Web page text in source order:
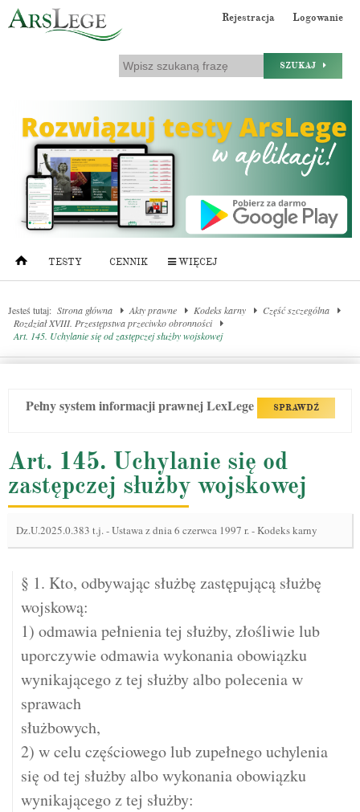
Rejestracja Logowanie
SZUKAJ
TESTY CENNIK WIĘCEJ
Jesteś tutaj: Strona główna Akty prawne Kodeks karny
Część szczególna
Rozdział XVIII. Przestępstwa przeciwko obronności
Art. 145. Uchylanie się od zastępczej służby wojskowej
Pełny system informacji prawnej LexLege SPRAWDŹ
Art. 145. Uchylanie się od
zastępczej służby wojskowej
Dz.U.2025.0.383 t.j.-Ustawa z dnia 6 czerwca 1997 r. - Kodeks karny
§ 1. Kto, odbywając służbę zastępującą służbę
wojskową:
1) odmawia pełnienia tej służby, złośliwie lub
uporczywie odmawia wykonania obowiązku
wynikającego z tej służby albo polecenia w
sprawach
służbowych,
2) w celu częściowego lub zupełnego uchylenia
się od tej służby albo wykonania obowiązku
wynikającego z tej służby: